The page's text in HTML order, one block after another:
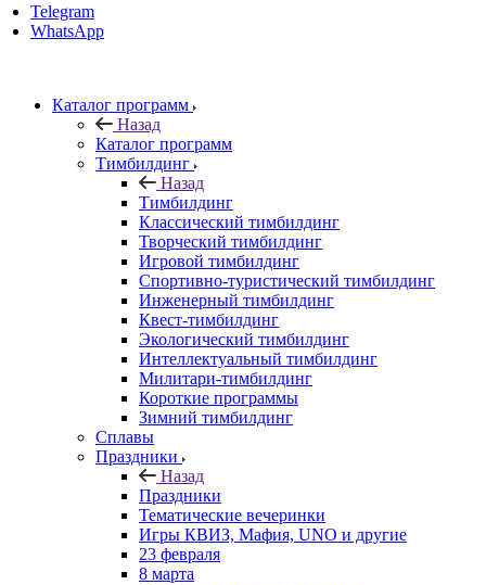
Telegram
WhatsApp
Каталог программ
Назад
Каталог программ
Тимбилдинг
Назад
Тимбилдинг
Классический тимбилдинг
Творческий тимбилдинг
Игровой тимбилдинг
Спортивно-туристический тимбилдинг
Инженерный тимбилдинг
Квест-тимбилдинг
Экологический тимбилдинг
Интеллектуальный тимбилдинг
Милитари-тимбилдинг
Короткие программы
Зимний тимбилдинг
Сплавы
Праздники
Назад
Праздники
Тематические вечеринки
Игры КВИЗ, Мафия, UNO и другие
23 февраля
8 марта